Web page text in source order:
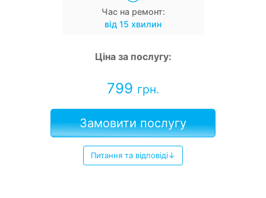
Час на ремонт:
від 15 хвилин
Ціна за послугу:
799 грн.
Замовити послугу
Питання та відповіді↓